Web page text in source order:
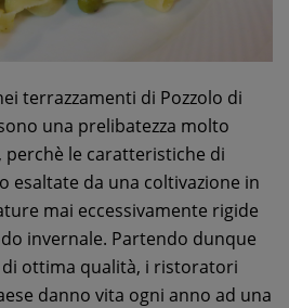
terrazzamenti di Pozzolo di
una prelibatezza molto
le caratteristiche di
esaltate da una coltivazione in
mai eccessivamente rigide
invernale. Partendo dunque
ottima qualità, i ristoratori
danno vita ogni anno ad una